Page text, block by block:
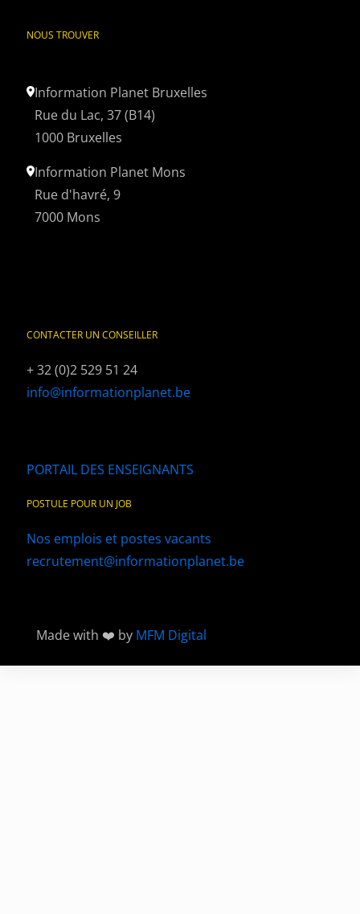
NOUS TROUVER
Information Planet Bruxelles
Rue du Lac, 37 (B14)
1000 Bruxelles
Information Planet Mons
Rue d'havré, 9
7000 Mons
CONTACTER UN CONSEILLER
+ 32 (0)2 529 51 24
info@informationplanet.be
PORTAIL DES ENSEIGNANTS
POSTULE POUR UN JOB
Nos emplois et postes vacants
recrutement@informationplanet.be
Made with ❤️ by MFM Digital